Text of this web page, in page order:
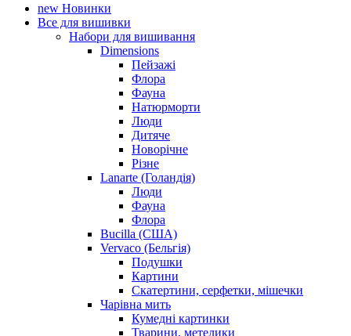
new Новинки
Все для вишивки
Набори для вишивання
Dimensions
Пейзажі
Флора
Фауна
Натюрморти
Люди
Дитяче
Новорічне
Різне
Lanarte (Голандія)
Люди
Фауна
Флора
Bucilla (США)
Vervaco (Бельгія)
Подушки
Картини
Скатертини, серфетки, мішечки
Чарiвна мить
Кумедні картинки
Тварини, метелики